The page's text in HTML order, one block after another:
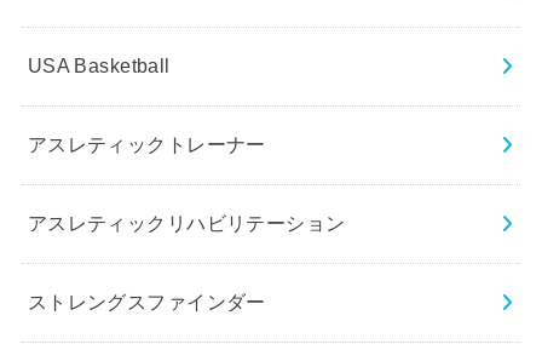
USA Basketball
アスレティックトレーナー
アスレティックリハビリテーション
ストレングスファインダー